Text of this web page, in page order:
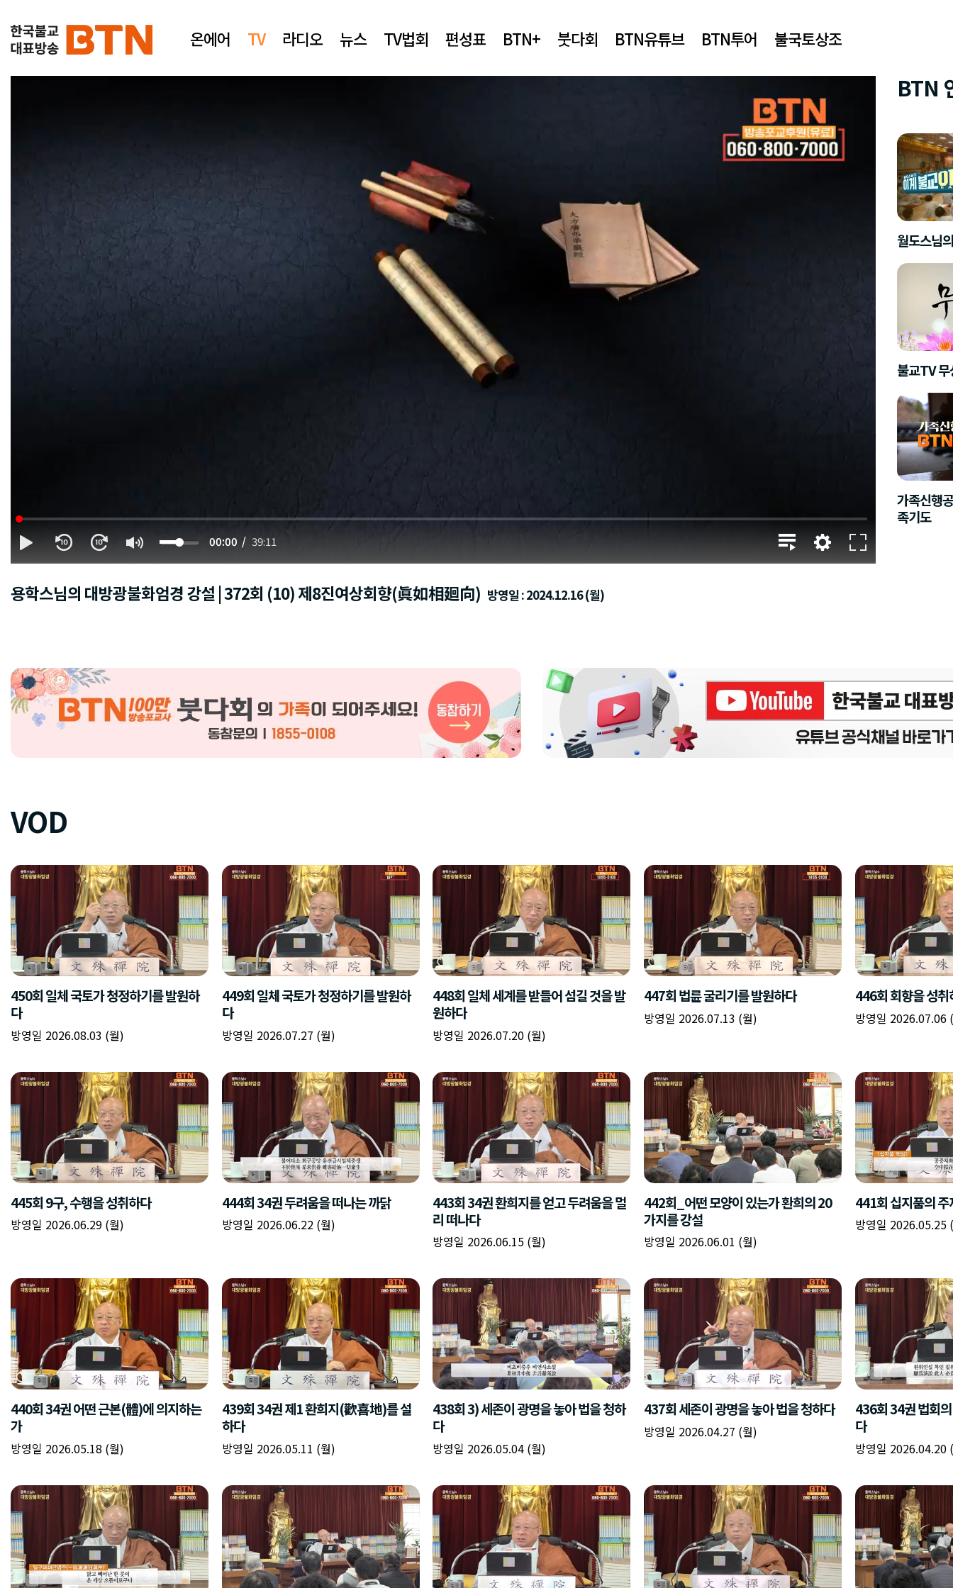
온에어 TV 라디오 뉴스 TV법회 편성표 BTN+ 붓다회 BTN유튜브 BTN투어 불국토상조
00:00 39:11
정
책
갈
피
입
력
이름
확인
닫기
구
간
반
복
입
력
이름
종료시간
확인
닫기
플
레
이
리
스
트
추
가
이름
이미지
확인
BTN
월도스님
불교TV
가족신행
족기도
용학스님의 대방광불화엄경 강설 | 372회 (10) 제8진여상회향(眞如相廻向) 방영일 : 2024.12.16 (월)